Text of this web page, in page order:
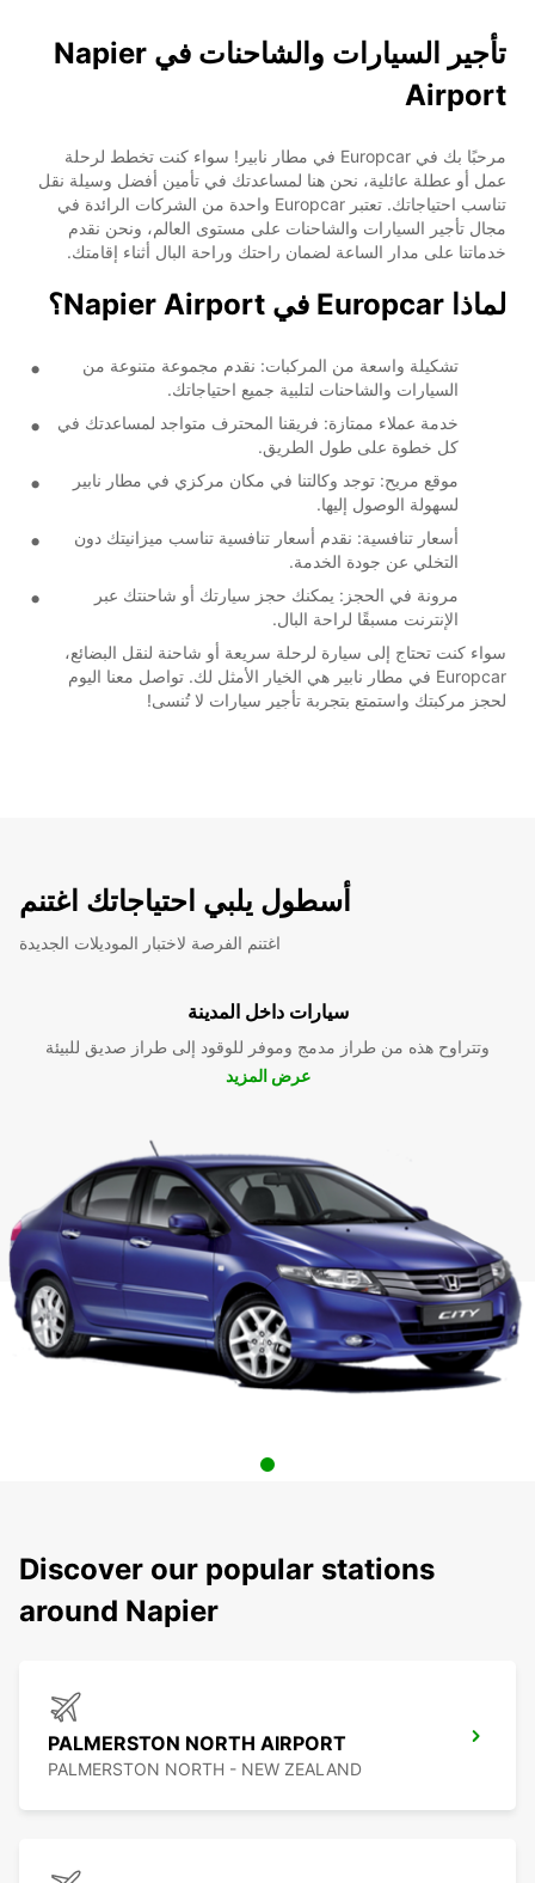
تأجير السيارات والشاحنات في Napier
Airport
مرحبًا بك في Europcar في مطار نابير! سواء كنت تخطط لرحلة
عمل أو عطلة عائلية، نحن هنا لمساعدتك في تأمين أفضل وسيلة نقل
تناسب احتياجاتك. تعتبر Europcar واحدة من الشركات الرائدة في
مجال تأجير السيارات والشاحنات على مستوى العالم، ونحن نقدم
خدماتنا على مدار الساعة لضمان راحتك وراحة البال أثناء إقامتك.
لماذا Europcar في Napier Airport؟
تشكيلة واسعة من المركبات: نقدم مجموعة متنوعة من
السيارات والشاحنات لتلبية جميع احتياجاتك.
خدمة عملاء ممتازة: فريقنا المحترف متواجد لمساعدتك في
كل خطوة على طول الطريق.
موقع مريح: توجد وكالتنا في مكان مركزي في مطار نابير
لسهولة الوصول إليها.
أسعار تنافسية: نقدم أسعار تنافسية تناسب ميزانيتك دون
التخلي عن جودة الخدمة.
مرونة في الحجز: يمكنك حجز سيارتك أو شاحنتك عبر
الإنترنت مسبقًا لراحة البال.
سواء كنت تحتاج إلى سيارة لرحلة سريعة أو شاحنة لنقل البضائع،
Europcar في مطار نابير هي الخيار الأمثل لك. تواصل معنا اليوم
لحجز مركبتك واستمتع بتجربة تأجير سيارات لا تُنسى!
أسطول يلبي احتياجاتك اغتنم
اغتنم الفرصة لاختبار الموديلات الجديدة
سيارات داخل المدينة
وتتراوح هذه من طراز مدمج وموفر للوقود إلى طراز صديق للبيئة
عرض المزيد
Discover our popular stations
around Napier
PALMERSTON NORTH AIRPORT
PALMERSTON NORTH - NEW ZEALAND